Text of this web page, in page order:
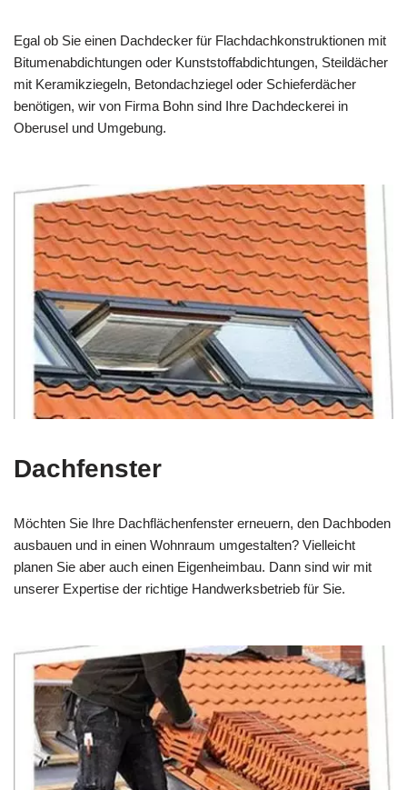
Egal ob Sie einen Dachdecker für Flachdachkonstruktionen mit
Bitumenabdichtungen oder Kunststoffabdichtungen, Steildächer
mit Keramikziegeln, Betondachziegel oder Schieferdächer
benötigen, wir von Firma Bohn sind Ihre Dachdeckerei in
Oberusel und Umgebung.
Dachfenster
Möchten Sie Ihre Dachflächenfenster erneuern, den Dachboden
ausbauen und in einen Wohnraum umgestalten? Vielleicht
planen Sie aber auch einen Eigenheimbau. Dann sind wir mit
unserer Expertise der richtige Handwerksbetrieb für Sie.